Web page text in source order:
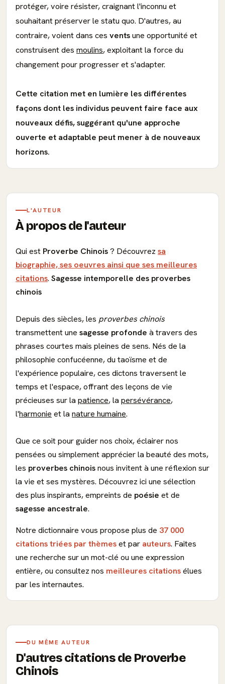
protéger, voire résister, craignant l'inconnu et
souhaitant préserver le statu quo. D'autres, au
contraire, voient dans ces ventsune opportunité et
construisent des moulins, exploitant la force du
changement pour progresser et s'adapter.
Cette citation met en lumière les différentes
façons dont les individus peuvent faire face aux
nouveaux défis, suggérant qu'une approche
ouverte et adaptable peut mener à de nouveaux
horizons.
L'AUTEUR
À propos de l'auteur
Qui est Proverbe Chinois? Découvrez sa
biographie, ses oeuvres ainsi que ses meilleures
citations. Sagesse intemporelle des proverbes
chinois
Depuis des siècles, les proverbes chinois
transmettent une sagesse profonde à travers des
phrases courtes mais pleines de sens. Nés de la
philosophie confucéenne, du taoïsme et de
l'expérience populaire, ces dictons traversent le
temps et l'espace, offrant des leçons de vie
précieuses sur la patience, la persévérance,
l'harmonie et la nature humaine.
Que ce soit pour guider nos choix, éclairer nos
pensées ou simplement apprécier la beauté des mots,
les proverbes chinoisnous invitent à une réflexion sur
la vie et ses mystères. Découvrez ici une sélection
des plus inspirants, empreints de poésie et de
sagesse ancestrale.
Notre dictionnaire vous propose plus de 37 000
citations triées par thèmeset par auteurs. Faites
une recherche sur un mot-clé ou une expression
entière, ou consultez nos meilleures citationsélues
par les internautes.
DU MÊME AUTEUR
D'autres citations de Proverbe
Chinois